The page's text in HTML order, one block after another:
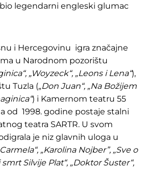
legendarni engleski glumac
i Hercegovinu igra značajne
u Narodnom pozorištu
„Woyzeck“, „Leons i Lena“),
Tuzla („Don Juan“, „Na Božijem
) i Kamernom teatru 55
a od 1998. godine postaje stalni
teatra SARTR. U svom
je niz glavnih uloga u
Carmela“, „Karolina Nojber”, „Sve o
Silvije Plat“, „Doktor Šuster“,